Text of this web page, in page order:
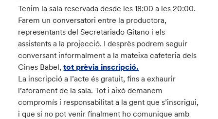
Tenim la sala reservada desde les 18:00 a les 20:00.
Farem un conversatori entre la productora,
representants del Secretariado Gitano i els
assistents a la projecció. I desprès podrem seguir
conversant informalment a la mateixa cafeteria dels
Cines Babel,tot prèvia inscripció.
La inscripció a l’acte és gratuit, fins a exhaurir
l’aforament de la sala. Tot i això demanem
compromís i responsabilitat a la gent que s’inscrigui,
i que si no pot venir finalment ho comunique amb